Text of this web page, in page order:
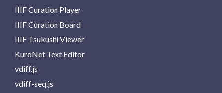
IIIF Curation Player
IIIF Curation Board
IIIF Tsukushi Viewer
KuroNet Text Editor
vdiff.js
vdiff-seq.js